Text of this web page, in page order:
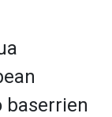
baserrien